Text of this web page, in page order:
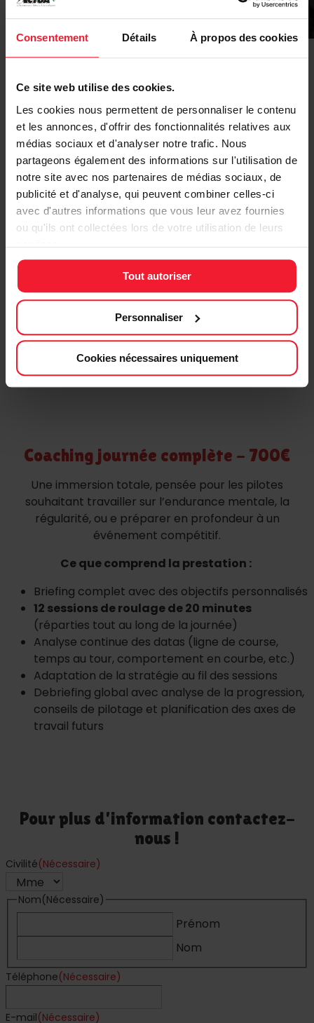
Consentement Détails À propos des cookies
Ce site web utilise des cookies.
Les cookies nous permettent de personnaliser le contenu
et les annonces, d'offrir des fonctionnalités relatives aux
médias sociaux et d'analyser notre trafic. Nous
partageons également des informations sur l'utilisation de
notre site avec nos partenaires de médias sociaux, de
publicité et d'analyse, qui peuvent combiner celles-ci
avec d'autres informations que vous leur avez fournies
ou qu'ils ont collectées lors de votre utilisation de leurs
services.
Tout autoriser
Personnaliser
Cookies nécessaires uniquement
Coaching demi-journée - 390€
Une session de perfectionnement intense sur une
demi-journée, idéale pour travailler un point technique
précis ou simuler une configuration de course.
Ce que comprend la prestation :
Briefing personnalisé en début de session
(objectif, circuit, véhicule, météo virtuelle)
6 sessions de roulage de 20 minutes
Analyse des données télémétriques après
chaque roulage
Coaching individualisé entre chaque session
Debriefing final avec restitution des points forts,
axes d’amélioration, et plan d’action pour la suite
Coaching journée complète - 700€
Une immersion totale, pensée pour les pilotes
souhaitant travailler sur l’endurance mentale, la
régularité, ou e préparer en profondeur à un
événement compétitif.
Ce que comprend la prestation :
Briefing complet avec des objectifs personnalisés
12 sessions de roulage de 20 minutes
(réparties tout au long de la journée)
Analyse continue des datas (ligne de course,
temps au tour, comportement en courbe, etc.)
Adaptation de la stratégie au fil des sessions
Debriefing global avec analyse de la progression,
conseils de pilotage et planification des axes de
travail futurs
Pour plus d'information contactez-
nous !
Civilité(Nécessaire)
Nom(Nécessaire)
Prénom
Nom
Téléphone(Nécessaire)
E-mail(Nécessaire)